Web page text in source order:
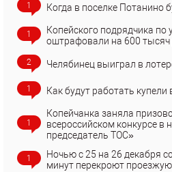
1 Когда в поселке Потанино
1
Копейского подрядчика по
оштрафовали на 600 тысяч
2 Челябинец выиграл в
1 Как будут работать
1
Копейчанка заняла
всероссийском конкурсе
председатель ТОС»
1
Ночью с 25 на 26 декабря
минут перекроют проезжую